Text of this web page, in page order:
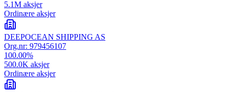
5.1M aksjer
Ordinære aksjer
DEEPOCEAN SHIPPING AS
Org.nr: 979456107
100.00%
500.0K aksjer
Ordinære aksjer